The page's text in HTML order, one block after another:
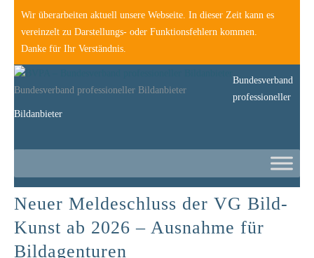
Wir überarbeiten aktuell unsere Webseite. In dieser Zeit kann es
vereinzelt zu Darstellungs- oder Funktionsfehlern kommen.
Danke für Ihr Verständnis.
Bundesverband professioneller Bildanbieter
Bundesverband
professioneller
Bildanbieter
Neuer Meldeschluss der VG Bild-
Kunst ab 2026 – Ausnahme für
Bildagenturen